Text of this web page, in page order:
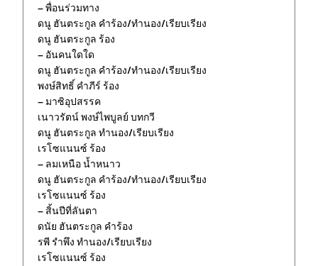
– พื่อนร่วมทาง
ดนู ฮันตระกูล คำร้อง/ทำนอง/เรียบเรียง
ดนู ฮันตระกูล ร้อง
– อันคนใดใด
ดนู ฮันตระกูล คำร้อง/ทำนอง/เรียบเรียง
พงษ์สิทธิ์ คำภีร์ ร้อง
– มาซิอุปสรรค
เนาวรัตน์ พงษ์ไพบูลย์ บทกวี
ดนู ฮันตระกูล ทำนอง/เรียบเรียง
เรโซแนนซ์ ร้อง
– ลมเหนือ น้ำหนาว
ดนู ฮันตระกูล คำร้อง/ทำนอง/เรียบเรียง
เรโซแนนซ์ ร้อง
– สิ้นปีที่ลันตา
ดนัย ฮันตระกูล คำร้อง
รพี รำพึง ทำนอง/เรียบเรียง
เรโซแนนซ์ ร้อง